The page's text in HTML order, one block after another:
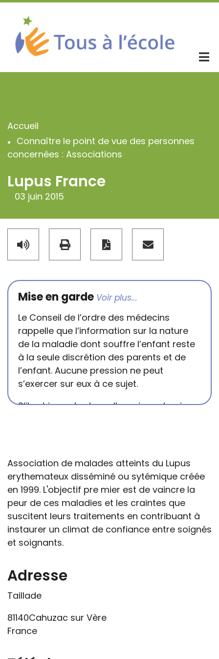
Aller
contenu
principal
Fil
d'Ariane
Accueil
Connaître le point de vue des personnes
concernées : Associations
Lupus France
03 juin 2015
Mise en garde
Le Conseil de l’ordre des médecins
rappelle que l’information sur la nature
de la maladie dont souffre l’enfant reste
à la seule discrétion des parents et de
l’enfant. Aucune pression ne peut
s’exercer sur eux à ce sujet.
S’il est important que l’enseignant puisse
passe pas forcément pas l’exposé du
diagnostic en tant que tel.
Cette information doit être adaptée par
chacun, dans le respect de l’individu en
particulier, enfant et adulte, et prendre en
compte la variabilité d’une même
maladie ou handicap selon chaque
La consultation d’informations sur un site
web n’exonère personne de ses
et pénales. Les personnes qui
s'inspireront des éléments publiés sur le
Association de malades atteints du Lupus
erythemateux disséminé ou sytémique créée
en 1999. L'objectif pre mier est de vaincre la
peur de ces maladies et les craintes que
suscitent leurs traitements en contribuant à
instaurer un climat de confiance entre soignés
et soignants.
Adresse
Taillade
81140Cahuzac sur Vère
France